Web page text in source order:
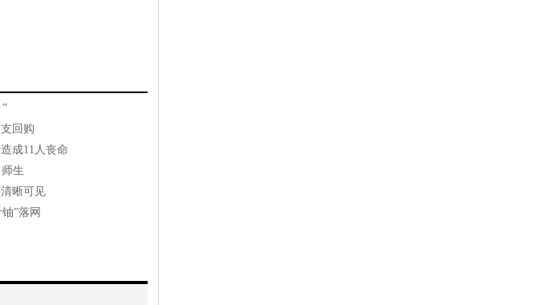
回购
成11人丧命
生
晰可见
”落网